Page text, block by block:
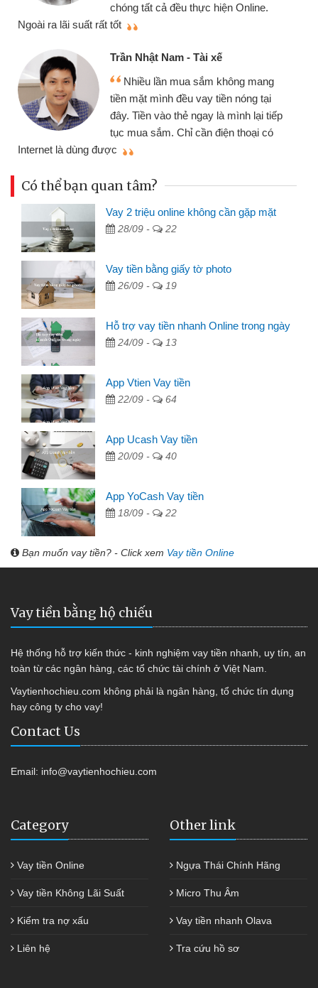
chóng tất cả đều thực hiện Online.
Ngoài ra lãi suất rất tốt
Trần Nhật Nam - Tài xế
Nhiều lần mua sắm không mang
tiền mặt mình đều vay tiền nóng tại
đây. Tiền vào thẻ ngay là mình lại tiếp
tục mua sắm. Chỉ cần điện thoại có
Internet là dùng được
Có thể bạn quan tâm?
Vay 2 triệu online không cần gặp mặt
28/09 - 22
Vay tiền bằng giấy tờ photo
26/09 - 19
Hỗ trợ vay tiền nhanh Online trong ngày
24/09 - 13
App Vtien Vay tiền
22/09 - 64
App Ucash Vay tiền
20/09 - 40
App YoCash Vay tiền
18/09 - 22
Bạn muốn vay tiền? - Click xem Vay tiền Online
Vay tiền bằng hộ chiếu
Hệ thống hỗ trợ kiến thức - kinh nghiệm vay tiền nhanh, uy tín, an
toàn từ các ngân hàng, các tổ chức tài chính ở Việt Nam.
Vaytienhochieu.com không phải là ngân hàng, tổ chức tín dụng
hay công ty cho vay!
Contact Us
Email: info@vaytienhochieu.com
Category
Vay tiền Online
Vay tiền Không Lãi Suất
Kiểm tra nợ xấu
Liên hệ
Other link
Ngựa Thái Chính Hãng
Micro Thu Âm
Vay tiền nhanh Olava
Tra cứu hồ sơ